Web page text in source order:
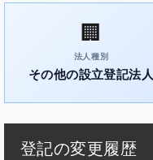
🏢
法人種別
その他の設立登記法人
登記の変更履歴